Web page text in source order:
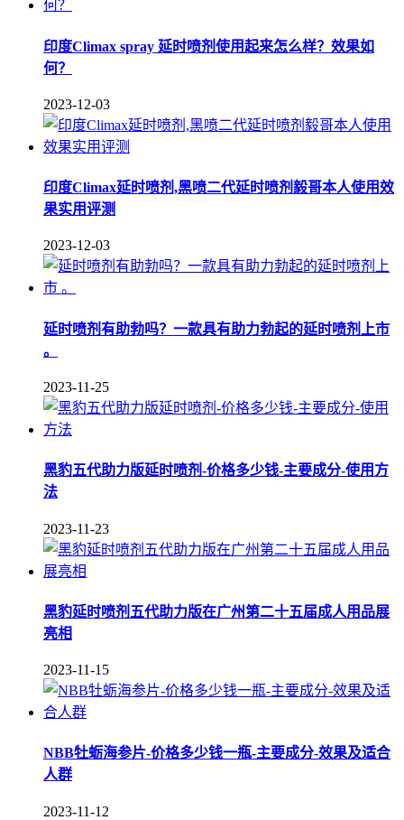
印度Climax spray 延时喷剂使用起来怎么样？效果如
何？
2023-12-03
印度Climax延时喷剂,黑喷二代延时喷剂毅哥本人使用效
果实用评测
2023-12-03
延时喷剂有助勃吗？一款具有助力勃起的延时喷剂上市
。
2023-11-25
黑豹五代助力版延时喷剂-价格多少钱-主要成分-使用方
法
2023-11-23
黑豹延时喷剂五代助力版在广州第二十五届成人用品展
亮相
2023-11-15
NBB牡蛎海参片-价格多少钱一瓶-主要成分-效果及适合
人群
2023-11-12